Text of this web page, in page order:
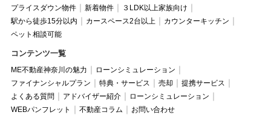
プライスダウン物件
新着物件
３LDK以上家族向け
駅から徒歩15分以内
カースペース2台以上
カウンターキッチン
ペット相談可能
コンテンツ一覧
ME不動産神奈川の魅力
ローンシミュレーション
ファイナンシャルプラン
特典・サービス 売却
提携サービス
よくある質問
アドバイザー紹介
ローンシミュレーション
WEBパンフレット
不動産コラム お問い合わせ